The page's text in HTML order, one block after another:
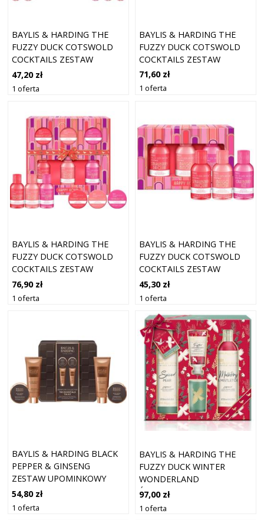
BAYLIS & HARDING THE
FUZZY DUCK COTSWOLD
COCKTAILS ZESTAW
UPOMINKOWY DO KĄPIELI
47,20 zł
1 oferta
BAYLIS & HARDING THE
FUZZY DUCK COTSWOLD
COCKTAILS ZESTAW
UPOMINKOWY DECORATIVE
CRACKERS
71,60 zł
1 oferta
BAYLIS & HARDING THE
FUZZY DUCK COTSWOLD
COCKTAILS ZESTAW
UPOMINKOWY DO KĄPIELI
76,90 zł
1 oferta
BAYLIS & HARDING THE
FUZZY DUCK COTSWOLD
COCKTAILS ZESTAW
UPOMINKOWY DO KĄPIELI
45,30 zł
1 oferta
BAYLIS & HARDING BLACK
PEPPER & GINSENG
ZESTAW UPOMINKOWY
BLASZANE PUDEŁKO DLA
MĘŻCZYZN
54,80 zł
1 oferta
BAYLIS & HARDING THE
FUZZY DUCK WINTER
WONDERLAND
ŚWIĄTECZNY ZESTAW
PREZENTOWY
97,00 zł
1 oferta